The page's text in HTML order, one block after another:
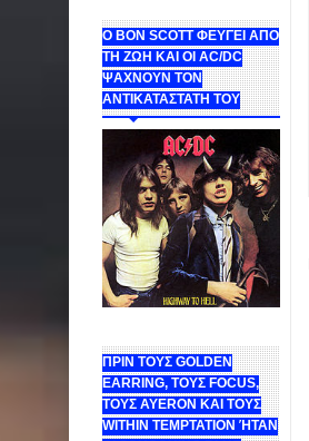
Ο BON SCOTT ΦΕΥΓΕΙ ΑΠΟ
ΤΗ ΖΩΗ ΚΑΙ ΟΙ AC/DC
ΨΑΧΝΟΥΝ ΤΟΝ
ΑΝΤΙΚΑΤΑΣΤΑΤΗ ΤΟΥ
ΠΡΙΝ ΤΟΥΣ GOLDEN
EARRING, ΤΟΥΣ FOCUS,
ΤΟΥΣ ΑΥΕROΝ ΚΑΙ ΤΟΥΣ
WITHIN TEMPTATION ΉΤΑΝ